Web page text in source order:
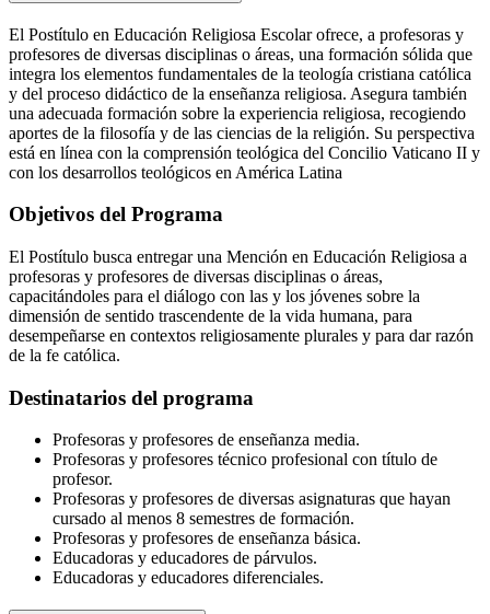
El Postítulo en Educación Religiosa Escolar ofrece, a profesoras y
profesores de diversas disciplinas o áreas, una formación sólida que
integra los elementos fundamentales de la teología cristiana católica
y del proceso didáctico de la enseñanza religiosa. Asegura también
una adecuada formación sobre la experiencia religiosa, recogiendo
aportes de la filosofía y de las ciencias de la religión. Su perspectiva
está en línea con la comprensión teológica del Concilio Vaticano II y
con los desarrollos teológicos en América Latina
Objetivos del Programa
El Postítulo busca entregar una Mención en Educación Religiosa a
profesoras y profesores de diversas disciplinas o áreas,
capacitándoles para el diálogo con las y los jóvenes sobre la
dimensión de sentido trascendente de la vida humana, para
desempeñarse en contextos religiosamente plurales y para dar razón
de la fe católica.
Destinatarios del programa
Profesoras y profesores de enseñanza media.
Profesoras y profesores técnico profesional con título de
profesor.
Profesoras y profesores de diversas asignaturas que hayan
cursado al menos 8 semestres de formación.
Profesoras y profesores de enseñanza básica.
Educadoras y educadores de párvulos.
Educadoras y educadores diferenciales.